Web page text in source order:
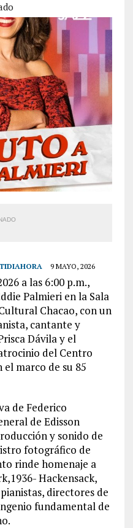
9 MAYO, 2026
a las 6:00 p.m.,
Palmieri en la Sala
Chacao, con un
cantante y
Dávila y el
del Centro
marco de su 85
de Federico
de Edisson
y sonido de
fotográfico de
rinde homenaje a
Hackensack,
directores de
fundamental de